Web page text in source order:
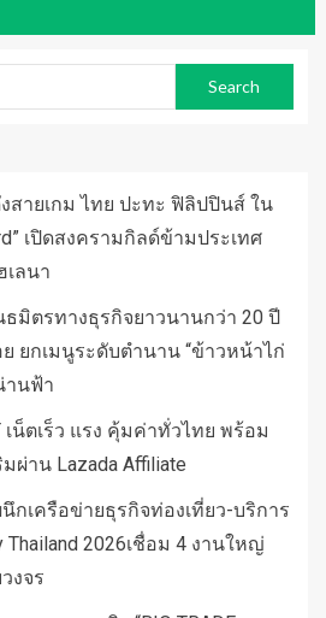
สายเกม ไทย ปะทะ ฟิลิปปินส์ ใน
เปิดสงครามกิลด์ข้ามประเทศ
เลนา
ธมิตรทางธุรกิจยาวนานกว่า 20 ปี
ยกเมนูระดับตำนาน “ข้าวหน้าไก่
านฟ้า
น็ตเร็ว แรง คุ้มค่าทั่วไทย พร้อม
ผ่าน Lazada Affiliate
กเครือข่ายธุรกิจท่องเที่ยว-บริการ
Thailand 2026เชื่อม 4 งานใหญ่
งจร